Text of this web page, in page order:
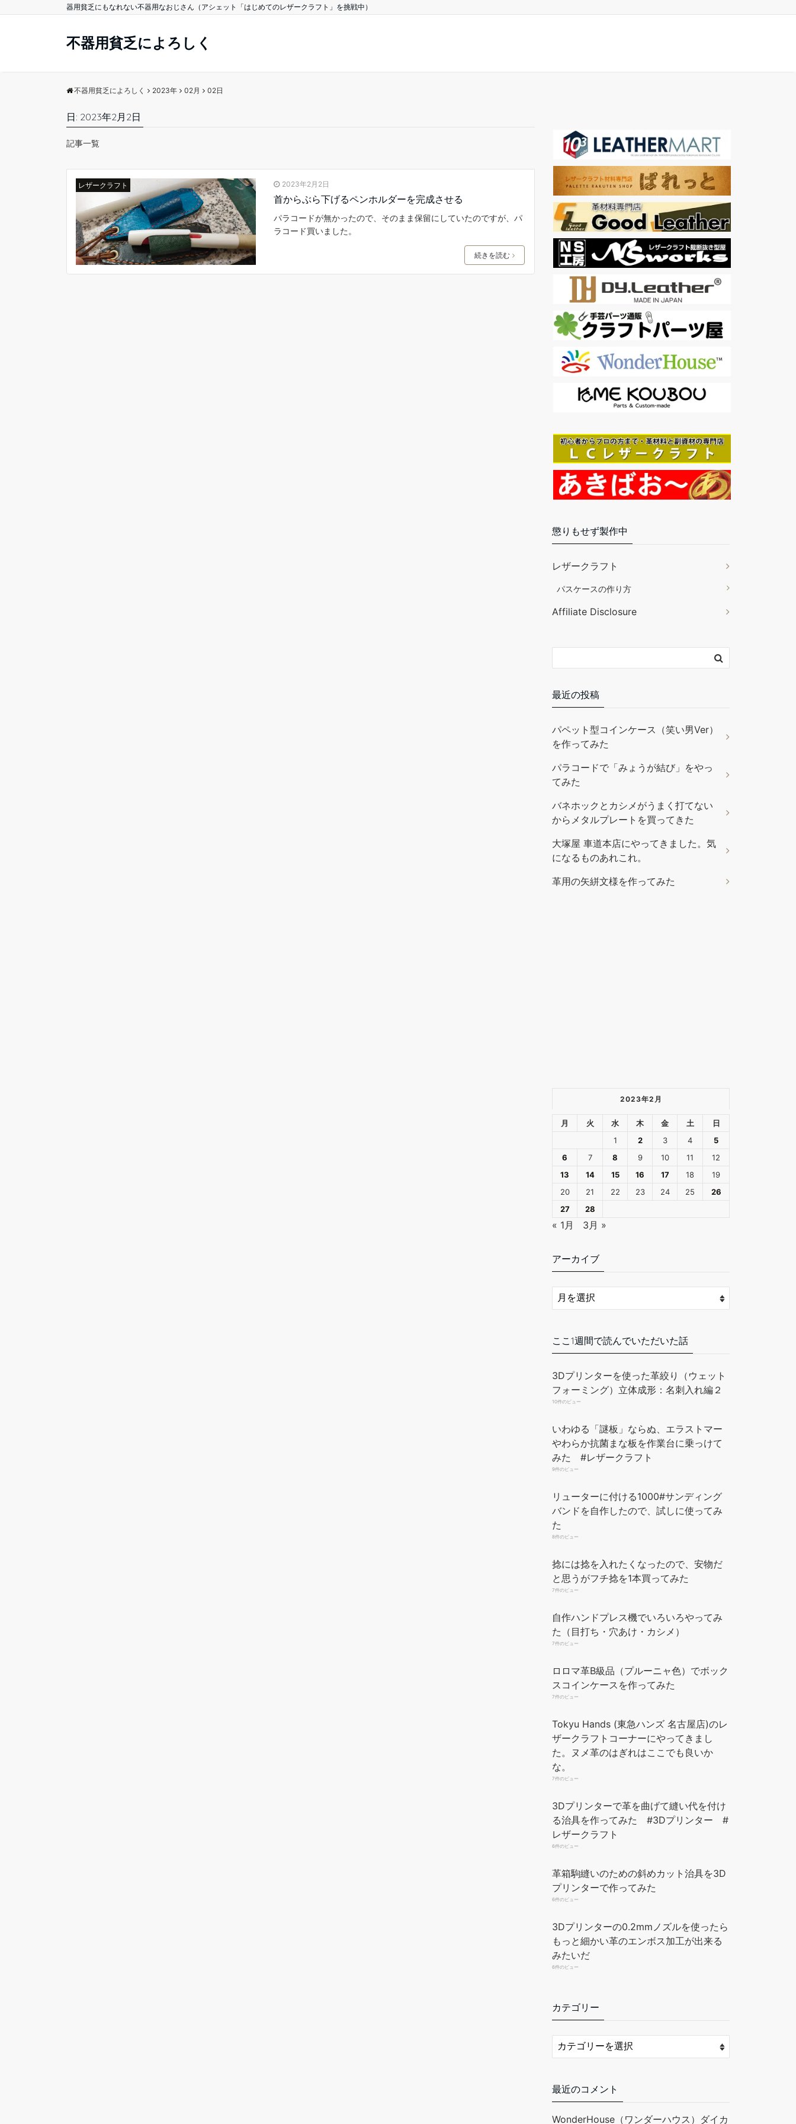
器用貧乏にもなれない不器用なおじさん（アシェット「はじめてのレザークラフト」を挑戦中）
不器用貧乏によろしく
不器用貧乏によろしく 2023年 02月 02日
日: 2023年2月2日
記事一覧
レザークラフト 2023年2月2日
首からぶら下げるペンホルダーを完成させる
パラコードが無かったので、そのまま保留にしていたのですが、パ
ラコード買いました。
続きを読む
懲りもせず製作中
レザークラフト
パスケースの作り方
Affiliate Disclosure
最近の投稿
パペット型コインケース（笑い男Ver）
を作ってみた
パラコードで「みょうが結び」をやっ
てみた
バネホックとカシメがうまく打てない
からメタルプレートを買ってきた
大塚屋 車道本店にやってきました。気
になるものあれこれ。
革用の矢絣文様を作ってみた
2023年2月
月 火 水 木 金 土
日
1
2 3 4
5
6
7 8 9 10 11
12
13
14 15 16 17 18
19
20
21 22 23 24 25
26
27
28
« 1月 3月 »
アーカイブ
ここ1週間で読んでいただいた話
3Dプリンターを使った革絞り（ウェット
フォーミング）立体成形：名刺入れ編２
10件のビュー
いわゆる「謎板」ならぬ、エラストマー
やわらか抗菌まな板を作業台に乗っけて
みた #レザークラフト
9件のビュー
リューターに付ける1000#サンディング
バンドを自作したので、試しに使ってみ
た
8件のビュー
捻には捻を入れたくなったので、安物だ
と思うがフチ捻を1本買ってみた
7件のビュー
自作ハンドプレス機でいろいろやってみ
た（目打ち・穴あけ・カシメ）
7件のビュー
ロロマ革B級品（プルーニャ色）でボック
スコインケースを作ってみた
7件のビュー
Tokyu Hands (東急ハンズ 名古屋店)のレ
ザークラフトコーナーにやってきまし
た。ヌメ革のはぎれはここでも良いか
な。
7件のビュー
3Dプリンターで革を曲げて縫い代を付け
る治具を作ってみた #3Dプリンター #
レザークラフト
6件のビュー
革箱駒縫いのための斜めカット治具を3D
プリンターで作ってみた
6件のビュー
3Dプリンターの0.2mmノズルを使ったら
もっと細かい革のエンボス加工が出来る
みたいだ
6件のビュー
カテゴリー
最近のコメント
WonderHouse（ワンダーハウス）ダイカ